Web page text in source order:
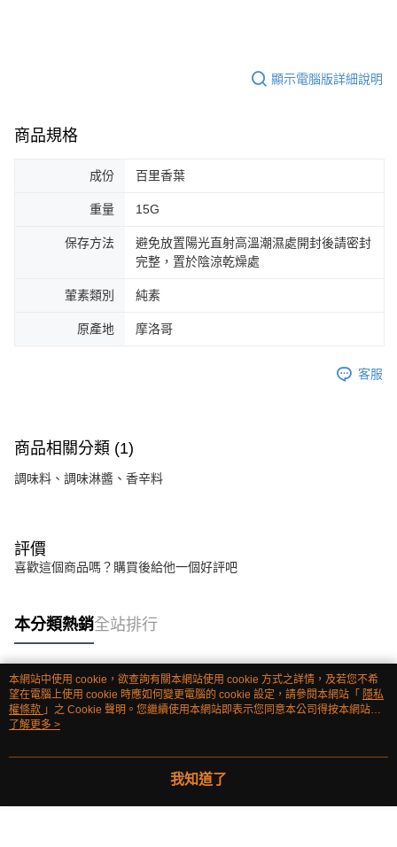
顯示電腦版詳細說明
商品規格
成份 百里香葉
重量 15G
保存方法
避免放置陽光直射高溫潮濕處開封後請密封
完整，置於陰涼乾燥處
葷素類別 純素
原產地 摩洛哥
客服
商品相關分類 (1)
調味料、調味淋醬、香辛料
評價
喜歡這個商品嗎？購買後給他一個好評吧
本分類熱銷全站排行
熱門標籤
本網站中使用 cookie，欲查詢有關本網站使用 cookie 方式之詳情，及若您不希
望在電腦上使用 cookie 時應如何變更電腦的 cookie 設定，請參閱本網站「 隱私
權條款 」之 Cookie 聲明。您繼續使用本網站即表示您同意本公司得按本網站使
用條款之 Cookie 聲明使用 cookie。
了解更多 >
我知道了